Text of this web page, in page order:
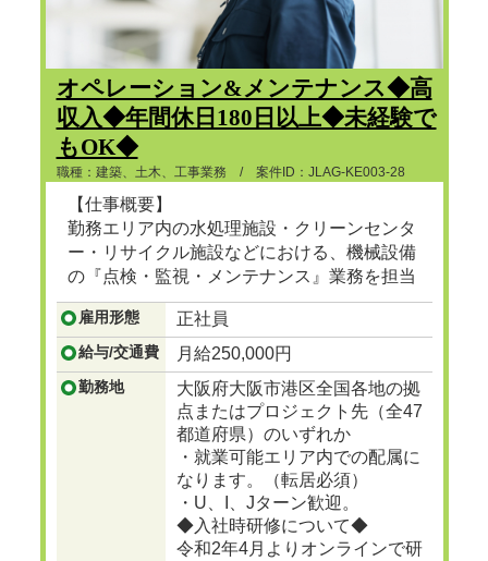
オペレーション&メンテナンス◆高
収入◆年間休日180日以上◆未経験で
もOK◆
職種：建築、土木、工事業務 / 案件ID：JLAG-KE003-28
【仕事概要】
勤務エリア内の水処理施設・クリーンセンタ
ー・リサイクル施設などにおける、機械設備
の『点検・監視・メンテナンス』業務を担当
頂きます。
...つづきを見る
雇用形態 正社員
給与/交通費 月給250,000円
勤務地
大阪府大阪市港区全国各地の拠
点またはプロジェクト先（全47
都道府県）のいずれか
・就業可能エリア内での配属に
なります。（転居必須）
・U、I、Jターン歓迎。
◆入社時研修について◆
令和2年4月よりオンラインで研